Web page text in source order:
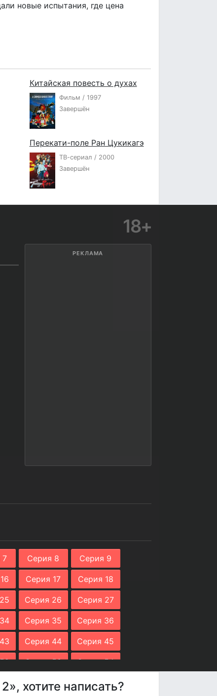
новые испытания, где цена
Китайская повесть о духах
Фильм / 1997
Завершён
Перекати-поле Ран Цукикагэ
ТВ-сериал / 2000
Завершён
18+
РЕКЛАМА
7 Серия 8 Серия 9
Серия 17 Серия 18
Серия 26 Серия 27
Серия 35 Серия 36
Серия 44 Серия 45
Серия 53 Серия 54
Серия 62 Серия 63
хотите написать?